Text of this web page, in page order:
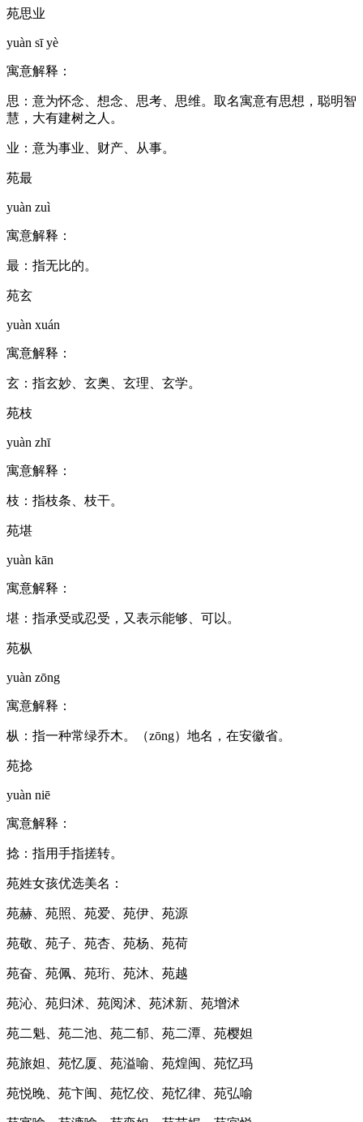
苑思业
yuàn sī yè
寓意解释：
思：意为怀念、想念、思考、思维。取名寓意有思想，聪明智
慧，大有建树之人。
业：意为事业、财产、从事。
苑最
yuàn zuì
寓意解释：
最：指无比的。
苑玄
yuàn xuán
寓意解释：
玄：指玄妙、玄奥、玄理、玄学。
苑枝
yuàn zhī
寓意解释：
枝：指枝条、枝干。
苑堪
yuàn kān
寓意解释：
堪：指承受或忍受，又表示能够、可以。
苑枞
yuàn zōng
寓意解释：
枞：指一种常绿乔木。（zōng）地名，在安徽省。
苑捻
yuàn niē
寓意解释：
捻：指用手指搓转。
苑姓女孩优选美名：
苑赫、苑照、苑爱、苑伊、苑源
苑敬、苑子、苑杏、苑杨、苑荷
苑奋、苑佩、苑珩、苑沐、苑越
苑沁、苑归沭、苑阅沭、苑沭新、苑增沭
苑二魁、苑二池、苑二郁、苑二潭、苑樱妲
苑旅妲、苑忆厦、苑溢喻、苑煌闽、苑忆玛
苑悦晚、苑卞闽、苑忆佼、苑忆律、苑弘喻